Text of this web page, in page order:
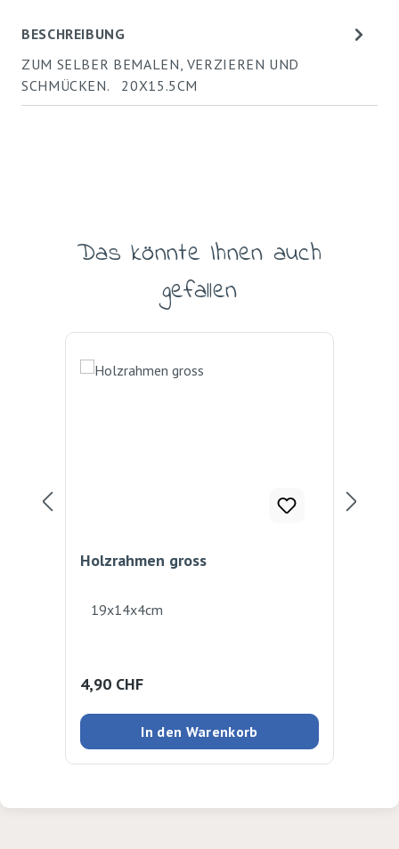
BESCHREIBUNG
ZUM SELBER BEMALEN, VERZIEREN UND
SCHMÜCKEN. 20X15.5CM
Produktgalerie überspringen
Das könnte Ihnen auch
gefallen
Holzrahmen gross
19x14x4cm
Regulärer Preis:
4,90 CHF
In den Warenkorb